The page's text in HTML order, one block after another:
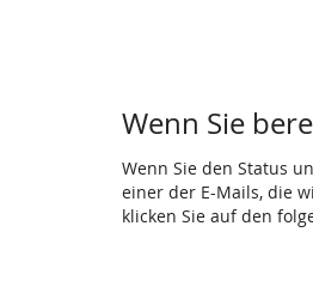
Wenn Sie
Wenn Sie den Status
einer der E-Mails, die
klicken Sie auf den